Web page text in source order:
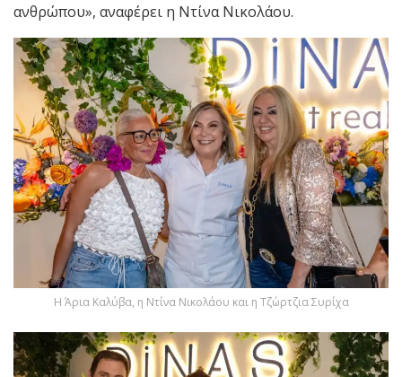
ανθρώπου», αναφέρει η Ντίνα Νικολάου.
Η Άρια Καλύβα, η Ντίνα Νικολάου και η Τζώρτζια Συρίχα